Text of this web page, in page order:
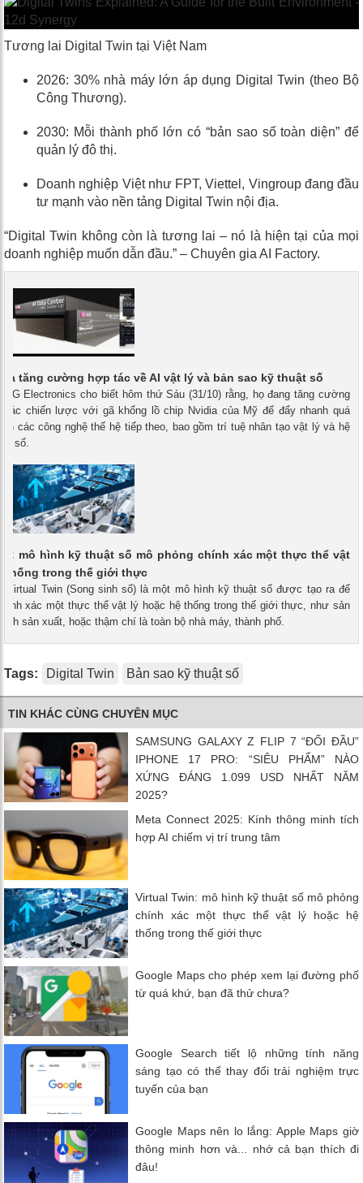
Tương lai Digital Twin tại Việt Nam
2026: 30% nhà máy lớn áp dụng Digital Twin (theo Bộ
Công Thương).
2030: Mỗi thành phố lớn có “bản sao số toàn diện” để
quản lý đô thị.
Doanh nghiệp Việt như FPT, Viettel, Vingroup đang đầu
tư mạnh vào nền tảng Digital Twin nội địa.
“Digital Twin không còn là tương lai – nó là hiện tại của mọi
doanh nghiệp muốn dẫn đầu.” – Chuyên gia AI Factory.
tăng cường hợp tác về AI vật lý và bản sao kỹ thuật số
LG Electronics cho biết hôm thứ Sáu (31/10) rằng, họ đang tăng cường
tác chiến lược với gã khổng lồ chip Nvidia của Mỹ để đẩy nhanh quá
các công nghệ thế hệ tiếp theo, bao gồm trí tuệ nhân tạo vật lý và hệ
số.
mô hình kỹ thuật số mô phỏng chính xác một thực thể vật
thống trong thế giới thực
Virtual Twin (Song sinh số) là một mô hình kỹ thuật số được tạo ra để
xác một thực thể vật lý hoặc hệ thống trong thế giới thực, như sản
sản xuất, hoặc thậm chí là toàn bộ nhà máy, thành phố.
Tags: Digital Twin Bản sao kỹ thuật số
TIN KHÁC CÙNG CHUYÊN MỤC
SAMSUNG GALAXY Z FLIP 7 “ĐỐI ĐẦU”
IPHONE 17 PRO: “SIÊU PHẨM” NÀO
XỨNG ĐÁNG 1.099 USD NHẤT NĂM
2025?
Meta Connect 2025: Kính thông minh tích
hợp AI chiếm vị trí trung tâm
Virtual Twin: mô hình kỹ thuật số mô phỏng
chính xác một thực thể vật lý hoặc hệ
thống trong thế giới thực
Google Maps cho phép xem lại đường phố
từ quá khứ, bạn đã thử chưa?
Google Search tiết lộ những tính năng
sáng tạo có thể thay đổi trải nghiệm trực
tuyến của bạn
Google Maps nên lo lắng: Apple Maps giờ
thông minh hơn và... nhớ cả bạn thích đi
đâu!